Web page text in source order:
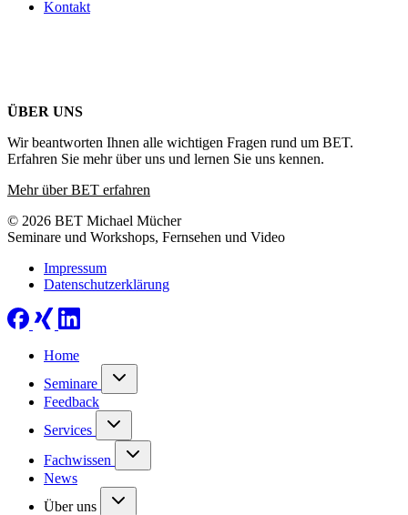
Kontakt
ÜBER UNS
Wir beantworten Ihnen alle wichtigen Fragen rund um BET.
Erfahren Sie mehr über uns und lernen Sie uns kennen.
Mehr über BET erfahren
© 2026 BET Michael Mücher
Seminare und Workshops, Fernsehen und Video
Impressum
Datenschutzerklärung
Home
Seminare
Feedback
Services
Fachwissen
News
Über uns